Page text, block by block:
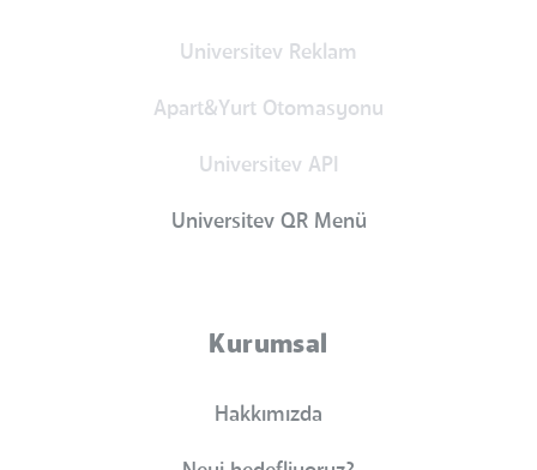
Universitev Reklam
Apart&Yurt Otomasyonu
Universitev API
Universitev QR Menü
Kurumsal
Hakkımızda